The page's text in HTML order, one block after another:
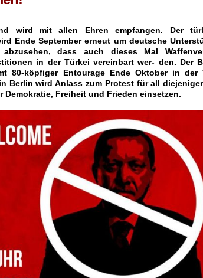
wird mit allen Ehren empfangen. Der
Ende September erneut um deutsche
dass auch dieses Mal
in der Türkei vereinbart wer- den. Der
80-köpfiger Entourage Ende Oktober in der
Berlin wird Anlass zum Protest für all
Freiheit und Frieden einsetzen.